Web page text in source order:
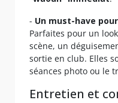
- Un must-have
Parfaites pour un
scène, un
sortie en club. Elles
séances photo ou le
Entretien et